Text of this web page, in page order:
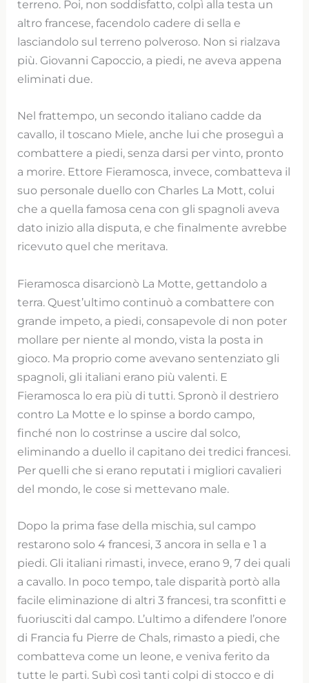
terreno. Poi, non soddisfatto, colpì alla testa un
altro francese, facendolo cadere di sella e
lasciandolo sul terreno polveroso. Non si rialzava
più. Giovanni Capoccio, a piedi, ne aveva appena
eliminati due.
Nel frattempo, un secondo italiano cadde da
cavallo, il toscano Miele, anche lui che proseguì a
combattere a piedi, senza darsi per vinto, pronto
a morire. Ettore Fieramosca, invece, combatteva il
suo personale duello con Charles La Mott, colui
che a quella famosa cena con gli spagnoli aveva
dato inizio alla disputa, e che finalmente avrebbe
ricevuto quel che meritava.
Fieramosca disarcionò La Motte, gettandolo a
terra. Quest’ultimo continuò a combattere con
grande impeto, a piedi, consapevole di non poter
mollare per niente al mondo, vista la posta in
gioco. Ma proprio come avevano sentenziato gli
spagnoli, gli italiani erano più valenti. E
Fieramosca lo era più di tutti. Spronò il destriero
contro La Motte e lo spinse a bordo campo,
finché non lo costrinse a uscire dal solco,
eliminando a duello il capitano dei tredici francesi.
Per quelli che si erano reputati i migliori cavalieri
del mondo, le cose si mettevano male.
Dopo la prima fase della mischia, sul campo
restarono solo 4 francesi, 3 ancora in sella e 1 a
piedi. Gli italiani rimasti, invece, erano 9, 7 dei quali
a cavallo. In poco tempo, tale disparità portò alla
facile eliminazione di altri 3 francesi, tra sconfitti e
fuoriusciti dal campo. L’ultimo a difendere l’onore
di Francia fu Pierre de Chals, rimasto a piedi, che
combatteva come un leone, e veniva ferito da
tutte le parti. Subì così tanti colpi di stocco e di